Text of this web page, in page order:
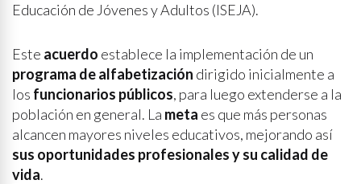
Educación de Jóvenes y Adultos (ISEJA).
Este acuerdo establece la implementación de un
programa de alfabetización dirigido inicialmente a
los funcionarios públicos, para luego extenderse a la
población en general. La meta es que más personas
alcancen mayores niveles educativos, mejorando así
sus oportunidades profesionales y su calidad de
vida.